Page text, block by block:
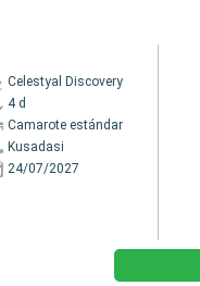
Celestyal Discovery
4 d
Camarote estándar
Kusadasi
24/07/2027